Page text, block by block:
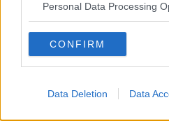
Personal Data Processing
CONFIRM
Data Deletion Data
posso venire con te!”. Passa del
Tiziana rimane vedova! In punto di
le dice: “Mi dispiace di non essere
pienamente felice, ma sappi che ti
cosa hai passato in questi anni e
marito aveva sempre saputo del